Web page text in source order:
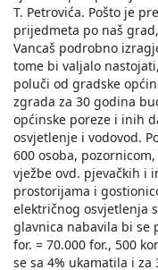
T. Petrovića. Pošto je
prijedmeta po naš
Vancaš podrobno
tome bi valjalo
poluči od gradske
zgrada za 30 godina
općinske poreze i inih
osvjetlenje i vodovod.
600 osoba,
vježbe ovd. pjevačkih i
prostorijama i
električnog osvjetlenja
glavnica nabavila bi se
for. = 70.000 for., 500
se sa 4% ukamatila i